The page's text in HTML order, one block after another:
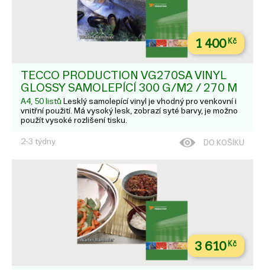
1 400Kč
TECCO PRODUCTION VG270SA VINYL
GLOSSY SAMOLEPÍCÍ 300 G/M2 / 270 Μ
A4, 50 listů Lesklý samolepící vinyl je vhodný pro venkovní i
vnitřní použití. Má vysoký lesk, zobrazí syté barvy, je možno
použít vysoké rozlišení tisku.
2-3 týdny DO KOŠÍKU
3 610Kč